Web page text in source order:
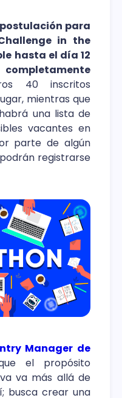
para
in the
hasta el día 12
40 inscritos
mientras que
una lista de
vacantes en
parte de algún
registrarse
Manager de
el propósito
va más allá de
busca crear una